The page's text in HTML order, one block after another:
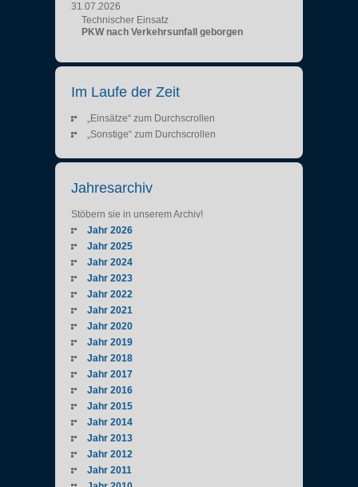
31.07.2026
Technischer Einsatz
PKW nach Verkehrsunfall geborgen
Im Laufe der Zeit
„Einsätze“ zum Durchscrollen
„Sonstige“ zum Durchscrollen
Jahresarchiv
Stöbern sie in unserem Archiv!
Jahr 2026
Jahr 2025
Jahr 2024
Jahr 2023
Jahr 2022
Jahr 2021
Jahr 2020
Jahr 2019
Jahr 2018
Jahr 2017
Jahr 2016
Jahr 2015
Jahr 2014
Jahr 2013
Jahr 2012
Jahr 2011